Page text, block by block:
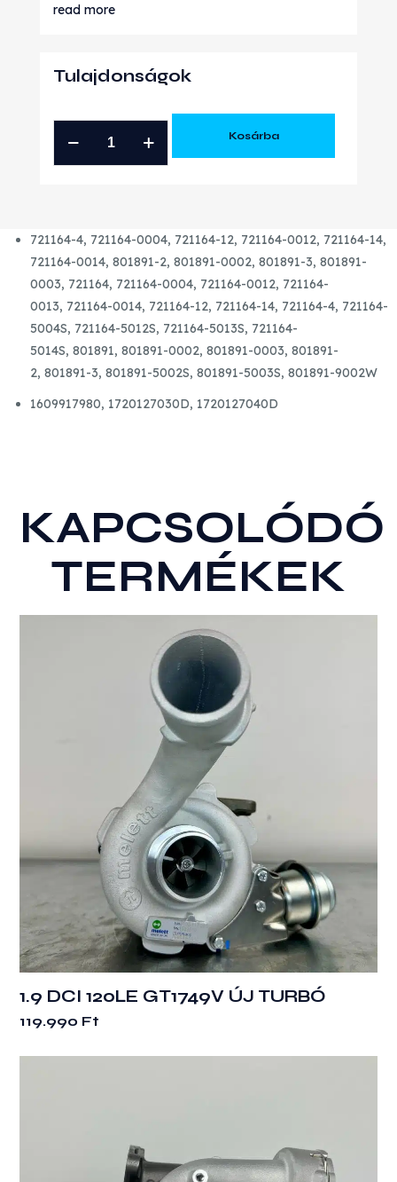
read more
Tulajdonságok
TURBÓ
mennyiség
Kosárba
721164-4, 721164-0004, 721164-12, 721164-0012, 721164-14,
721164-0014, 801891-2, 801891-0002, 801891-3, 801891-
0003, 721164, 721164-0004, 721164-0012, 721164-
0013, 721164-0014, 721164-12, 721164-14, 721164-4, 721164-
5004S, 721164-5012S, 721164-5013S, 721164-
5014S, 801891, 801891-0002, 801891-0003, 801891-
2, 801891-3, 801891-5002S, 801891-5003S, 801891-9002W
1609917980, 1720127030D, 1720127040D
KAPCSOLÓDÓ
TERMÉKEK
1.9 DCI 120LE GT1749V ÚJ TURBÓ
119.990 Ft